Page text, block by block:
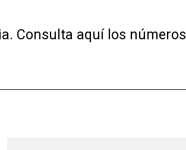
Consulta aquí los números